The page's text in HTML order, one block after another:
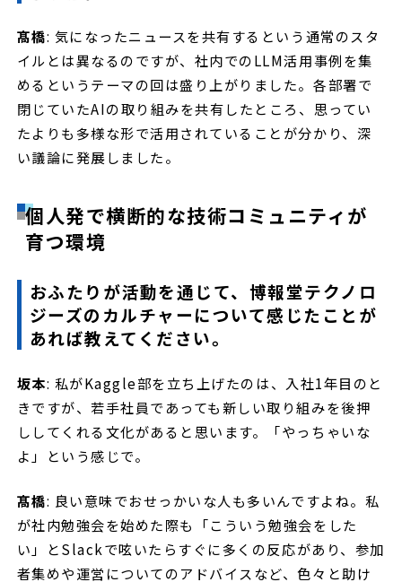
髙橋: 気になったニュースを共有するという通常のスタ
イルとは異なるのですが、社内でのLLM活用事例を集
めるというテーマの回は盛り上がりました。各部署で
閉じていたAIの取り組みを共有したところ、思ってい
たよりも多様な形で活用されていることが分かり、深
い議論に発展しました。
個人発で横断的な技術コミュニティが
育つ環境
おふたりが活動を通じて、博報堂テクノロ
ジーズのカルチャーについて感じたことが
あれば教えてください。
坂本: 私がKaggle部を立ち上げたのは、入社1年目のと
きですが、若手社員であっても新しい取り組みを後押
ししてくれる文化があると思います。「やっちゃいな
よ」という感じで。
髙橋: 良い意味でおせっかいな人も多いんですよね。私
が社内勉強会を始めた際も「こういう勉強会をした
い」とSlackで呟いたらすぐに多くの反応があり、参加
者集めや運営についてのアドバイスなど、色々と助け